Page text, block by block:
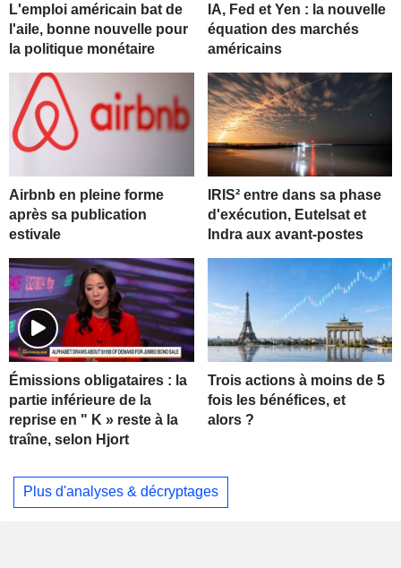
L'emploi américain bat de
l'aile, bonne nouvelle pour
la politique monétaire
IA, Fed et Yen : la nouvelle
équation des marchés
américains
Airbnb en pleine forme
après sa publication
estivale
IRIS² entre dans sa phase
d'exécution, Eutelsat et
Indra aux avant-postes
Émissions obligataires : la
partie inférieure de la
reprise en " K » reste à la
traîne, selon Hjort
Trois actions à moins de 5
fois les bénéfices, et
alors ?
Plus d'analyses & décryptages